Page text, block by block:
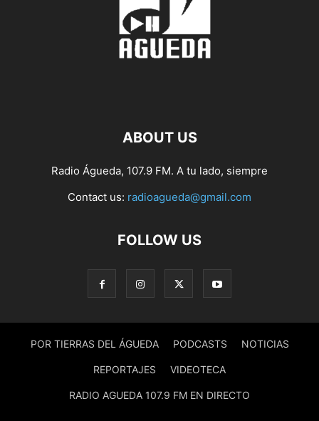
ABOUT US
Radio Águeda, 107.9 FM. A tu lado, siempre
Contact us: radioagueda@gmail.com
FOLLOW US
POR TIERRAS DEL ÁGUEDA PODCASTS NOTICIAS
REPORTAJES VIDEOTECA
RADIO AGUEDA 107.9 FM EN DIRECTO